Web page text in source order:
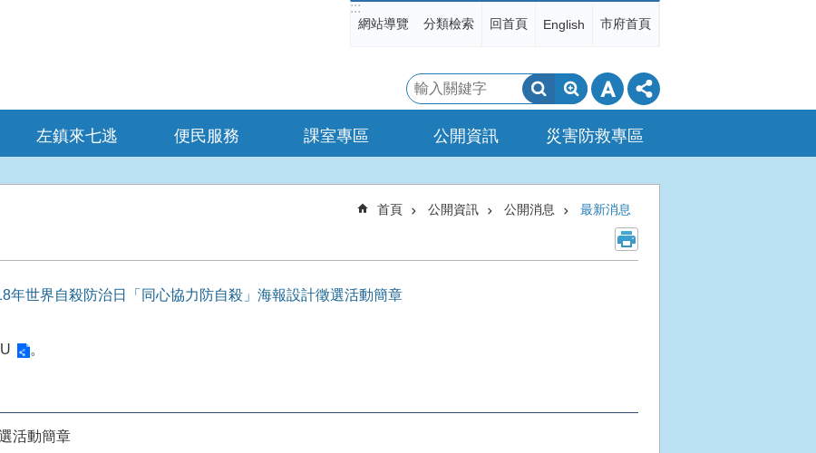
:::
網站導覽 分類檢索 回首頁 English 市府首頁
搜
尋
左鎮來七逃 便民服務 課室專區 公開資訊 災害防救專區
首頁 公開資訊 公開消息 最新消息
年世界自殺防治日「同心協力防自殺」海報設計徵選活動簡章
。
活動簡章